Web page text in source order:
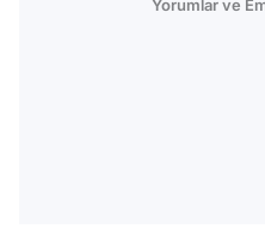
Yorumlar ve